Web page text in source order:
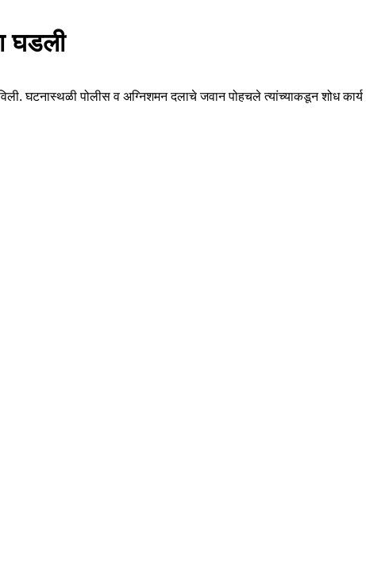
घडली
घटनास्थळी पोलीस व अग्निशमन दलाचे जवान पोहचले त्यांच्याकडून शोध कार्य